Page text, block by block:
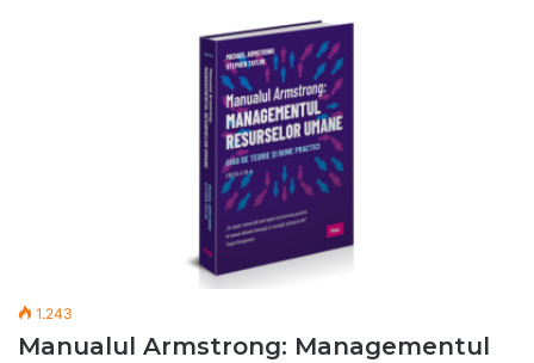
1.243
Manualul Armstrong: Managementul